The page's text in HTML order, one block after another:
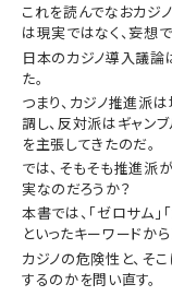
これを読んでなおカジ
は現実ではなく、妄想で
日本のカジノ導入議論
た。
つまり、カジノ推進派
調し、反対派はギャン
を主張してきたのだ。
では、そもそも推進派
実なのだろうか？
本書では、「ゼロサム」
といったキーワードか
カジノの危険性と、そ
するのかを問い直す。